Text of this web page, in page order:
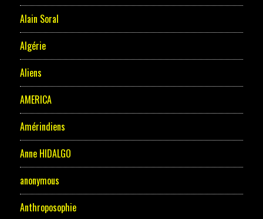
Alain Soral
Algérie
Aliens
AMERICA
Amérindiens
Anne HIDALGO
anonymous
Anthroposophie